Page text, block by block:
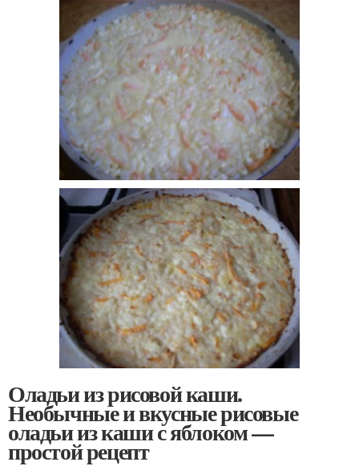
Оладьи из рисовой каши.
Необычные и вкусные рисовые
оладьи из каши с яблоком —
простой рецепт